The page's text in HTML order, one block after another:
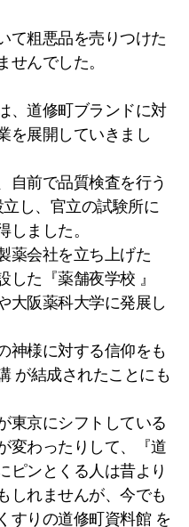
て粗悪品を売りつけた
せんでした。
、道修町ブランドに対
を展開していきまし
前で品質検査を行う
立し、官立の試験所に
しました。
薬会社を立ち上げた
した『薬舗夜学校 』
大阪薬科大学に発展し
神様に対する信仰をも
が結成されたことにも
東京にシフトしている
変わったりして、『道
ピンとくる人は昔より
しれませんが、今でも
すりの道修町資料館 を